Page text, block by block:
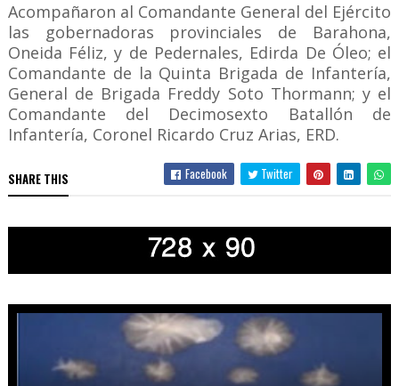
Acompañaron al Comandante General del Ejército
las gobernadoras provinciales de Barahona,
Oneida Féliz, y de Pedernales, Edirda De Óleo; el
Comandante de la Quinta Brigada de Infantería,
General de Brigada Freddy Soto Thormann; y el
Comandante del Decimosexto Batallón de
Infantería, Coronel Ricardo Cruz Arias, ERD.
SHARE THIS Facebook Twitter